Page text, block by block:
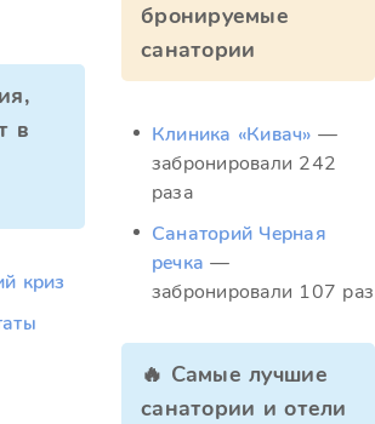
в
криз
бронируемые
санатории
Клиника «Кивач» —
забронировали 242
раза
Санаторий Черная
речка —
забронировали 107 раз
🔥 Самые лучшие
санатории и отели